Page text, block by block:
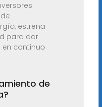
estrena
para dar
continuo
de